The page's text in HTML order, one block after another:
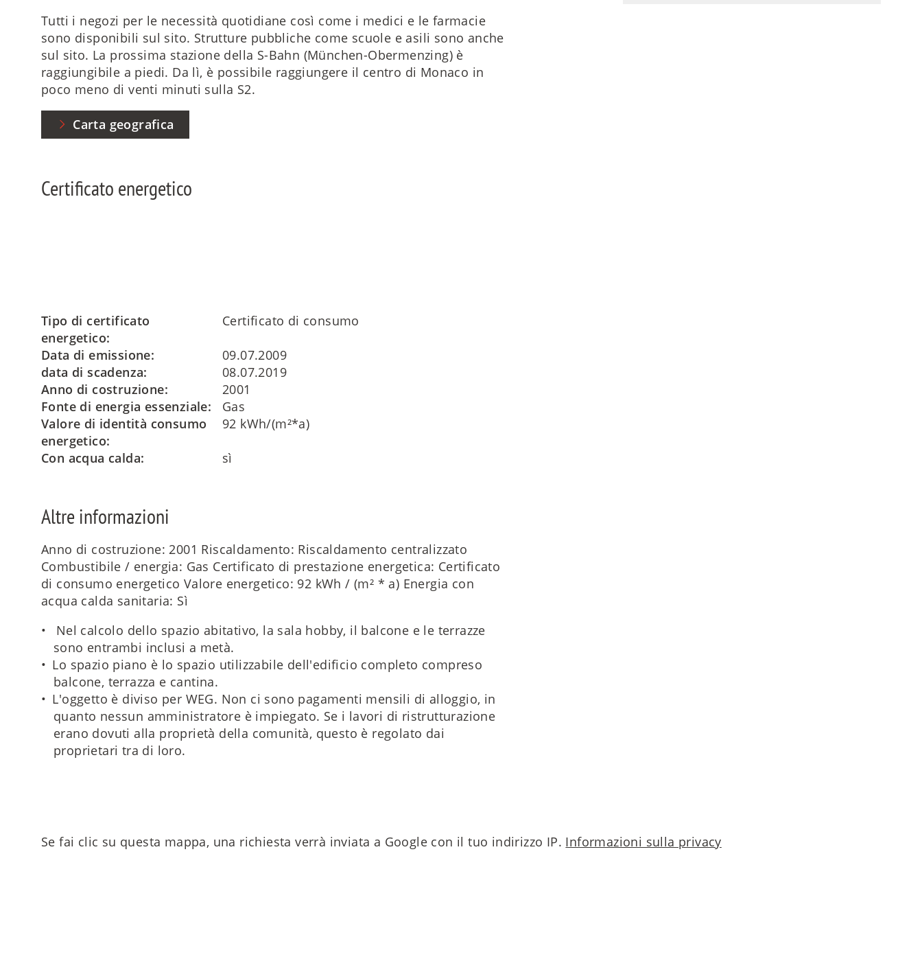
Tutti i negozi per le necessità quotidiane così come i medici e le farmacie
sono disponibili sul sito. Strutture pubbliche come scuole e asili sono anche
sul sito. La prossima stazione della S-Bahn (München-Obermenzing) è
raggiungibile a piedi. Da lì, è possibile raggiungere il centro di Monaco in
poco meno di venti minuti sulla S2.
Carta geografica
Certificato energetico
Tipo di certificato
energetico:
Certificato di consumo
Data di emissione:
09.07.2009
data di scadenza:
08.07.2019
Anno di costruzione:
2001
Fonte di energia essenziale:
Gas
Valore di identità consumo
energetico:
92 kWh/(m²*a)
Con acqua calda: sì
Altre informazioni
Anno di costruzione: 2001 Riscaldamento: Riscaldamento centralizzato
Combustibile / energia: Gas Certificato di prestazione energetica: Certificato
di consumo energetico Valore energetico: 92 kWh / (m² * a) Energia con
acqua calda sanitaria: Sì
Nel calcolo dello spazio abitativo, la sala hobby, il balcone e le terrazze
sono entrambi inclusi a metà.
Lo spazio piano è lo spazio utilizzabile dell'edificio completo compreso
balcone, terrazza e cantina.
L'oggetto è diviso per WEG. Non ci sono pagamenti mensili di alloggio, in
quanto nessun amministratore è impiegato. Se i lavori di ristrutturazione
erano dovuti alla proprietà della comunità, questo è regolato dai
proprietari tra di loro.
Se fai clic su questa mappa, una richiesta verrà inviata a Google con il tuo indirizzo IP. Informazioni sulla privacy